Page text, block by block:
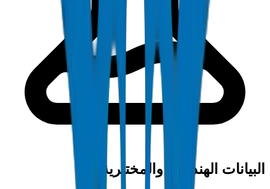
البيانات الهندسية والمختبرية